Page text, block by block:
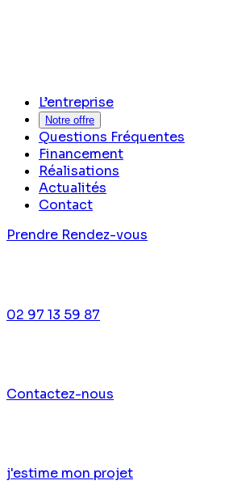
L’entreprise
Notre offre
Questions Fréquentes
Financement
Réalisations
Actualités
Contact
Prendre Rendez-vous
02 97 13 59 87
Contactez-nous
j'estime mon projet